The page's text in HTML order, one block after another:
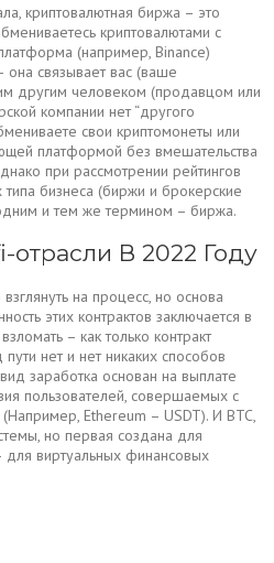
криптовалютная биржа – это
криптовалютами с
(например, Binance)
она связывает вас (ваше
другим человеком (продавцом или
компании нет “другого
свои криптомонеты или
платформой без вмешательства
при рассмотрении рейтингов
бизнеса (биржи и брокерские
и тем же термином – биржа.
В 2022 Году
на процесс, но основа
этих контрактов заключается в
– как только контракт
нет и нет никаких способов
заработка основан на выплате
пользователей, совершаемых с
Ethereum – USDT). И BTC,
но первая создана для
для виртуальных финансовых